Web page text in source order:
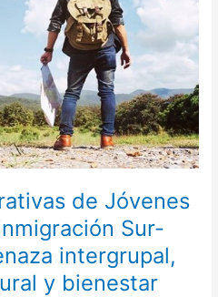
de Jóvenes
Sur-
intergrupal,
y bienestar